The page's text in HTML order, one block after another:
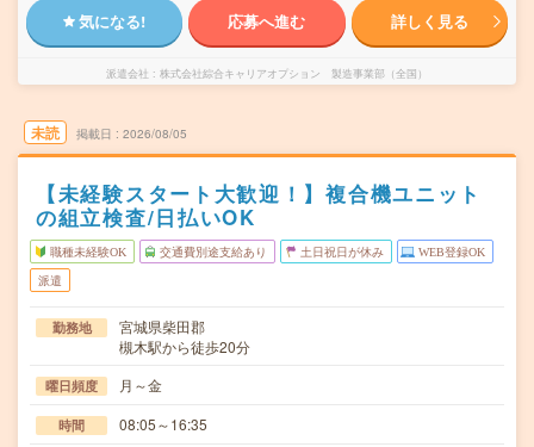
気になる! 応募へ進む 詳しく見る
派遣会社 株式会社綜合キャリアオプション 製造事業部（全国）
未読 掲載日 2026/08/05
【未経験スタート大歓迎！】複合機ユニット
の組立検査/日払いOK
職種未経験OK 交通費別途支給あり 土日祝日が休み WEB登録OK
派遣
勤務地
宮城県柴田郡
槻木駅から徒歩20分
曜日頻度 月～金
時間 08:05～16:35